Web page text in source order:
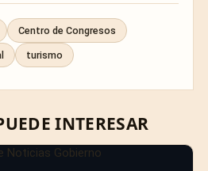
Centro de Congresos
turismo
INTERESAR